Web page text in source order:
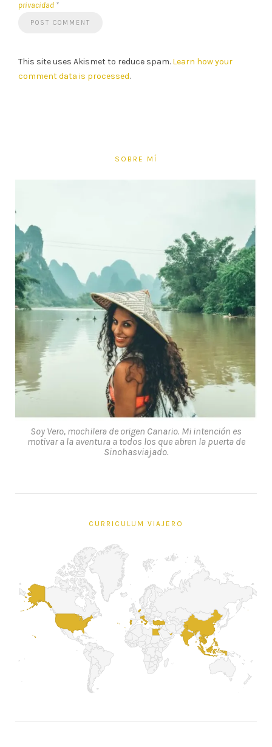
privacidad *
This site uses Akismet to reduce spam. Learn how your
comment data is processed.
SOBRE MÍ
Soy Vero, mochilera de origen Canario. Mi intención es
motivar a la aventura a todos los que abren la puerta de
Sinohasviajado.
CURRICULUM VIAJERO